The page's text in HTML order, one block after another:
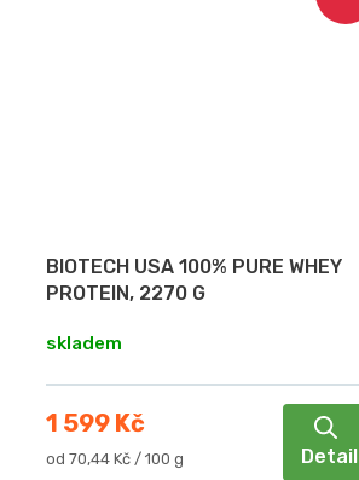
BIOTECH USA 100% PURE WHEY
PROTEIN, 2270 G
skladem
1 599 Kč
Měrná
od 70,44 Kč / 100 g Detail